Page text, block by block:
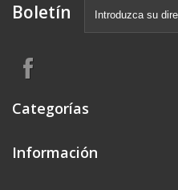
Boletín
Categorías
Información